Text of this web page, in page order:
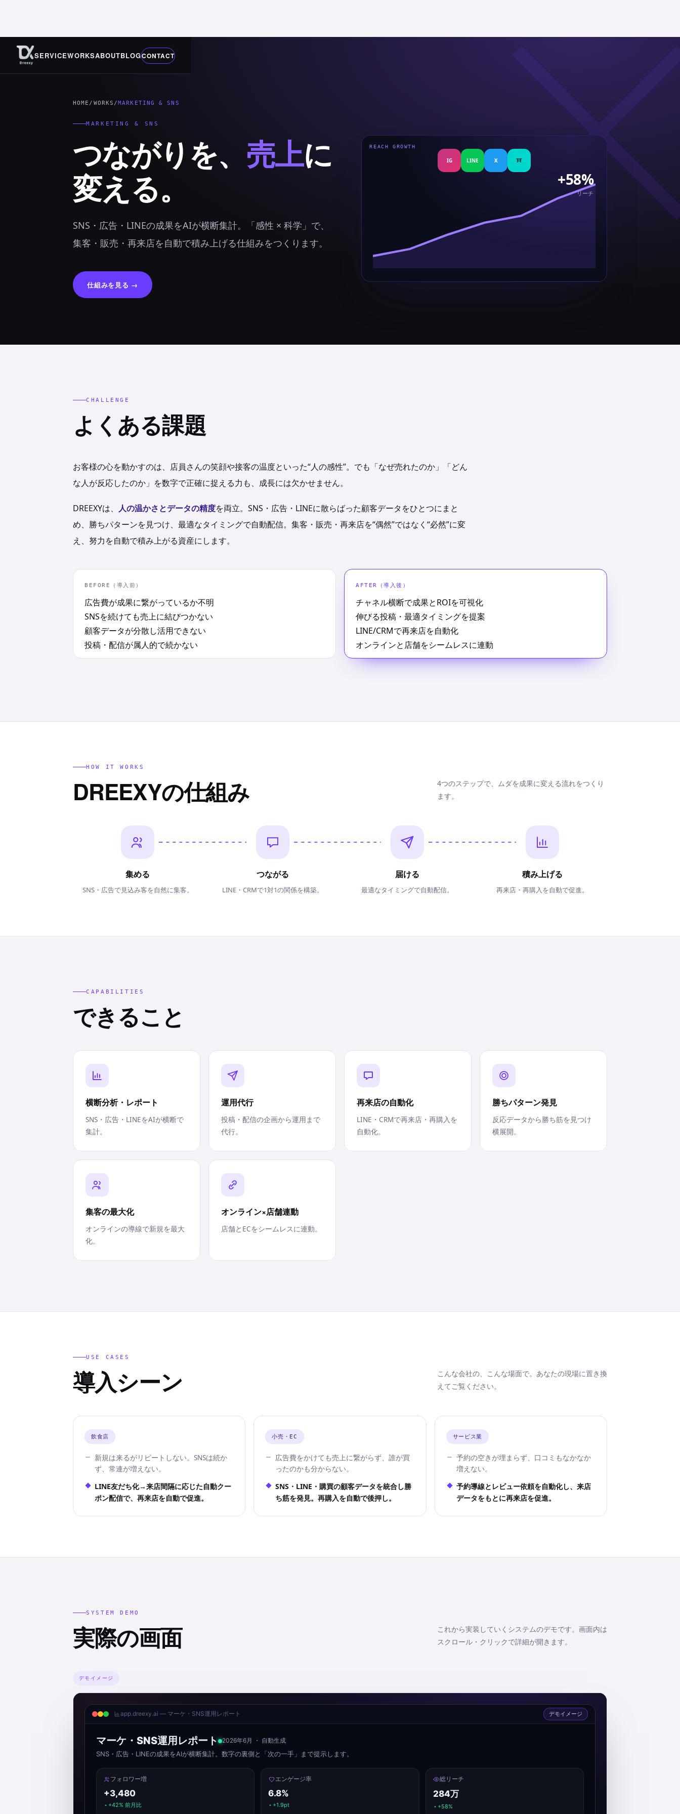
SERVICEWORKSABOUTBLOGCONTACT
HOME / WORKS /MARKETING & SNS
MARKETING & SNS
つながりを、 売上に
変える。
SNS・広告・LINEの成果をAIが横断集計。「感性 × 科学」で、
集客・販売・再来店を自動で積み上げる仕組みをつくります。
仕組みを見る →
REACH GROWTH
IG LINE X TT
+58%
リーチ
CHALLENGE
よくある課題
お客様の心を動かすのは、店員さんの笑顔や接客の温度といった“人の感性”。でも「なぜ売れたのか」「どん
な人が反応したのか」を数字で正確に捉える力も、成長には欠かせません。
DREEXYは、 人の温かさとデータの精度を両立。SNS・広告・LINEに散らばった顧客データをひとつにまと
め、勝ちパターンを見つけ、最適なタイミングで自動配信。集客・販売・再来店を“偶然”ではなく“必然”に変
え、努力を自動で積み上がる資産にします。
BEFORE（導入前）
広告費が成果に繋がっているか不明
SNSを続けても売上に結びつかない
顧客データが分散し活用できない
投稿・配信が属人的で続かない
AFTER（導入後）
チャネル横断で成果とROIを可視化
伸びる投稿・最適タイミングを提案
LINE/CRMで再来店を自動化
オンラインと店舗をシームレスに連動
HOW IT WORKS
DREEXYの仕組み
4つのステップで、ムダを成果に変える流れをつくり
ます。
集める
SNS・広告で見込み客を自然に集客。
つながる
LINE・CRMで1対1の関係を構築。
届ける
最適なタイミングで自動配信。
積み上げる
再来店・再購入を自動で促進。
CAPABILITIES
できること
横断分析・レポート
SNS・広告・LINEをAIが横断で
集計。
運用代行
投稿・配信の企画から運用まで
代行。
再来店の自動化
LINE・CRMで再来店・再購入を
自動化。
勝ちパターン発見
反応データから勝ち筋を見つけ
横展開。
集客の最大化
オンラインの導線で新規を最大
化。
オンライン×店舗連動
店舗とECをシームレスに連動。
USE CASES
導入シーン
こんな会社の、こんな場面で。あなたの現場に置き換
えてご覧ください。
飲食店
新規は来るがリピートしない。SNSは続か
ず、常連が増えない。
LINE友だち化→来店間隔に応じた自動クー
ポン配信で、再来店を自動で促進。
小売・EC
広告費をかけても売上に繋がらず、誰が買
ったのかも分からない。
SNS・LINE・購買の顧客データを統合し勝
ち筋を発見。再購入を自動で後押し。
サービス業
予約の空きが埋まらず、口コミもなかなか
増えない。
予約導線とレビュー依頼を自動化し、来店
データをもとに再来店を促進。
SYSTEM DEMO
実際の画面
これから実装していくシステムのデモです。画面内は
スクロール・クリックで詳細が開きます。
デモイメージ